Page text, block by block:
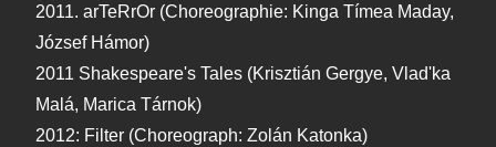
2011. arTeRrOr (Choreographie: Kinga Tímea Maday,
József Hámor)
2011 Shakespeare's Tales (Krisztián Gergye, Vlad'ka
Malá, Marica Tárnok)
2012: Filter (Choreograph: Zolán Katonka)